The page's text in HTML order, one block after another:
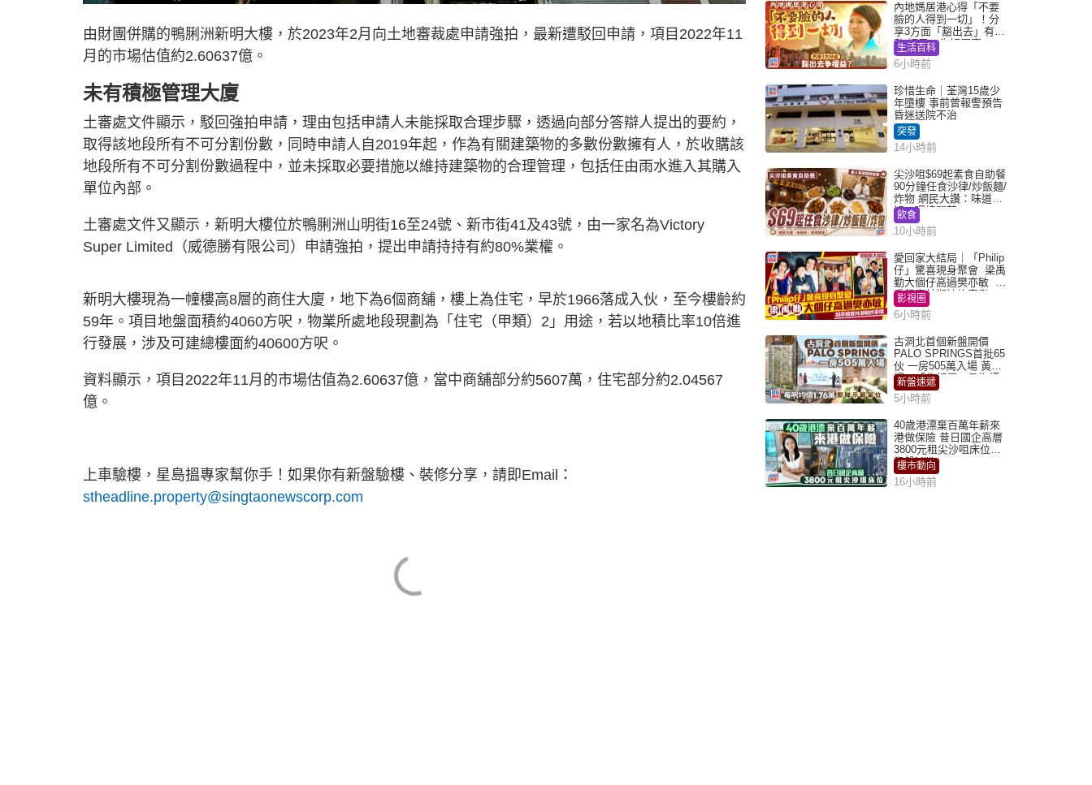
由財團併購的鴨脷洲新明大樓，於2023年2月向土地審裁處申請強拍，最新遭駁回申請，項目2022年11
月的市場估值約2.60637億。
未有積極管理大廈
土審處文件顯示，駁回強拍申請，理由包括申請人未能採取合理步驟，透過向部分答辯人提出的要約，
取得該地段所有不可分割份數，同時申請人自2019年起，作為有關建築物的多數份數擁有人，於收購該
地段所有不可分割份數過程中，並未採取必要措施以維持建築物的合理管理，包括任由雨水進入其購入
單位內部。
土審處文件又顯示，新明大樓位於鴨脷洲山明街16至24號、新市街41及43號，由一家名為Victory
Super Limited（威德勝有限公司）申請強拍，提出申請持持有約80%業權。
新明大樓現為一幢樓高8層的商住大廈，地下為6個商舖，樓上為住宅，早於1966落成入伙，至今樓齡約
59年。項目地盤面積約4060方呎，物業所處地段現劃為「住宅（甲類）2」用途，若以地積比率10倍進
行發展，涉及可建總樓面約40600方呎。
資料顯示，項目2022年11月的市場估值為2.60637億，當中商舖部分約5607萬，住宅部分約2.04567
億。
上車驗樓，星島搵專家幫你手！如果你有新盤驗樓、裝修分享，請即Email：
stheadline.property@singtaonewscorp.com
內地媽居港心得「不要
臉的人得到一切」！分
享3方面「豁出去」有著
數 網民：你好厲害
生活百科
6小時前
珍惜生命｜荃灣15歲少
年墮樓 事前曾報警預告
昏迷送院不治
突發
14小時前
尖沙咀$69起素食自助餐
90分鐘任食沙律/炒飯麵/
炸物 網民大讚：味道
好，環境闊落
飲食
10小時前
愛回家大結局｜「Philip
仔」驚喜現身聚會 梁禹
勤大個仔高過樊亦敏 超
乖黐實林淑敏許家傑
影視圈
6小時前
古洞北首個新盤開價
PALO SPRINGS首批65
伙 一房505萬入場 黃光
耀：「北都價」具指標
作用
新盤速遞
5小時前
40歲港漂棄百萬年薪來
港做保險 昔日國企高層
3800元租尖沙咀床位｜
租盤Million
樓市動向
16小時前